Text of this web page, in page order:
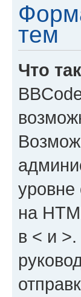
тем
Что
на
в < и